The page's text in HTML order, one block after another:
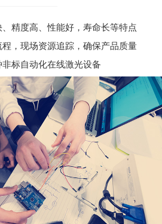
精度高、性能好，寿命长等特点
，现场资源追踪，确保产品质量
标自动化在线激光设备